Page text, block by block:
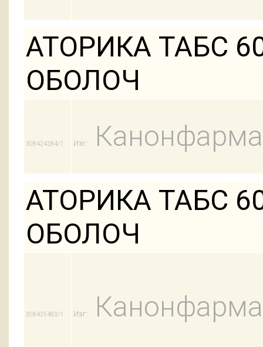
АТОРИКА ТАБС
ОБОЛОЧ
308424284/1 Изг:
АТОРИКА ТАБС
ОБОЛОЧ
308425483/1 Изг: